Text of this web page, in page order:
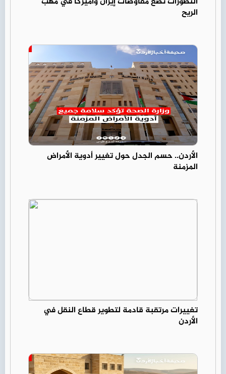
الريح
الأردن.. حسم الجدل حول تغيير أدوية الأمراض
المزمنة
تغييرات مرتقبة قادمة لتطوير قطاع النقل في
الأردن